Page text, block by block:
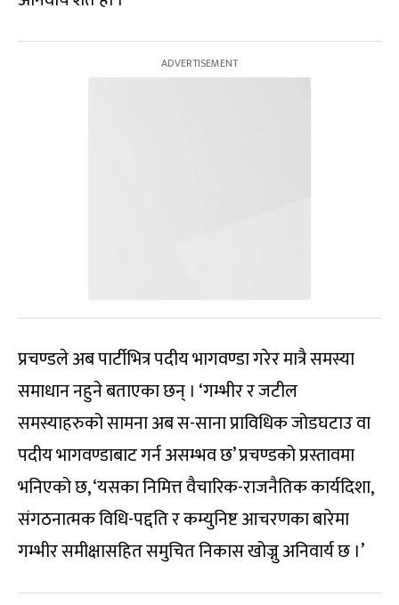
प्रचण्डले अब पार्टीभित्र पदीय भागवण्डा गरेर मात्रै समस्या
समाधान नहुने बताएका छन् । ‘गम्भीर र जटील
समस्याहरुको सामना अब स-साना प्राविधिक जोडघटाउ वा
पदीय भागवण्डाबाट गर्न असम्भव छ’ प्रचण्डको प्रस्तावमा
भनिएको छ, ‘यसका निमित्त वैचारिक-राजनैतिक कार्यदिशा,
संगठनात्मक विधि-पद्दति र कम्युनिष्ट आचरणका बारेमा
गम्भीर समीक्षासहित समुचित निकास खोज्नु अनिवार्य छ ।’